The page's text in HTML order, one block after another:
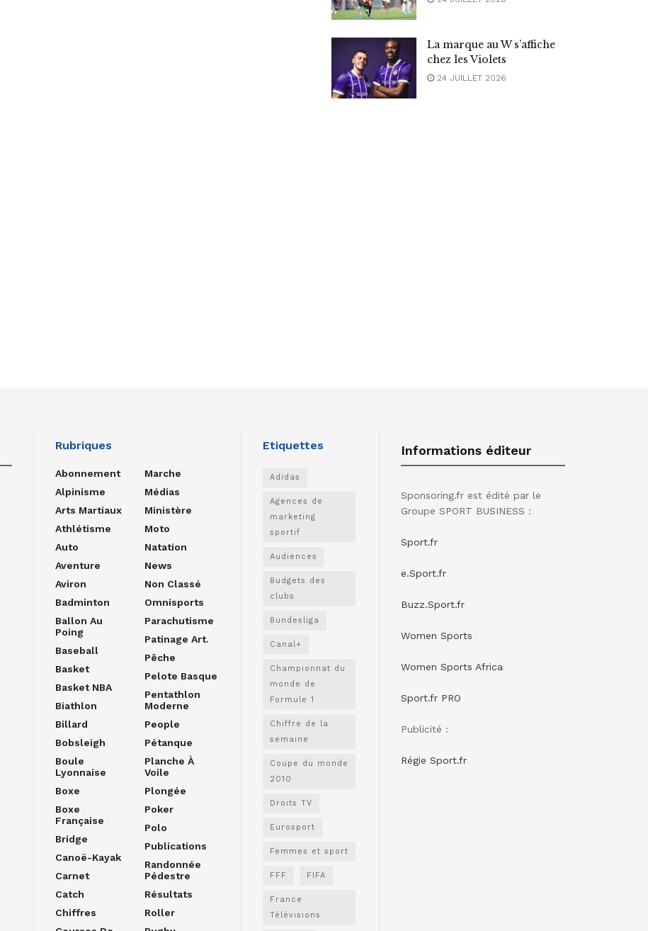
La marque au W s’affiche
chez les Violets
24 JUILLET 2026
Rubriques
Abonnement
Alpinisme
Arts Martiaux
Athlétisme
Auto
Aventure
Aviron
Badminton
Ballon Au
Poing
Baseball
Basket
Basket NBA
Biathlon
Billard
Bobsleigh
Boule
Lyonnaise
Boxe
Boxe
Française
Bridge
Canoë-Kayak
Carnet
Catch
Chiffres
Marche
Médias
Ministère
Moto
Natation
News
Non Classé
Omnisports
Parachutisme
Patinage Art.
Pêche
Pelote Basque
Pentathlon
Moderne
People
Pétanque
Planche À
Voile
Plongée
Poker
Polo
Publications
Randonnée
Pédestre
Résultats
Roller
Etiquettes
Adidas
Agences de
marketing
sportif
Audiences
Budgets des
clubs
Bundesliga
Canal+
Championnat du
monde de
Formule 1
Chiffre de la
semaine
Coupe du monde
2010
Droits TV
Eurosport
Femmes et sport
FFF FIFA
France
Télévisions
Informations éditeur
Sponsoring.fr est édité par le
Groupe SPORT BUSINESS :
Sport.fr
e.Sport.fr
Buzz.Sport.fr
Women Sports
Women Sports Africa
Sport.fr PRO
Publicité :
Régie Sport.fr